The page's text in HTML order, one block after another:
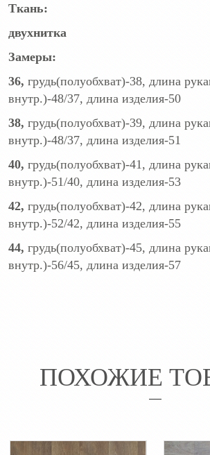
Ткань:
двухнитка
Замеры:
36, грудь(полуобхват)-38, длина
внутр.)-48/37, длина изделия-50
38, грудь(полуобхват)-39, длина
внутр.)-48/37, длина изделия-51
40, грудь(полуобхват)-41, длина
внутр.)-51/40, длина изделия-53
42, грудь(полуобхват)-42, длина
внутр.)-52/42, длина изделия-55
44, грудь(полуобхват)-45, длина
внутр.)-56/45, длина изделия-57
ПОХОЖИЕ